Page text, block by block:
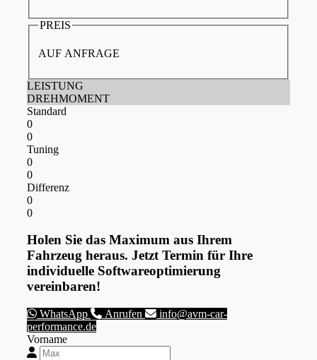
PREIS
AUF ANFRAGE
LEISTUNG
DREHMOMENT
Standard
0
0
Tuning
0
0
Differenz
0
0
Holen Sie das Maximum aus Ihrem
Fahrzeug heraus. Jetzt Termin für Ihre
individuelle Softwareoptimierung
vereinbaren!
WhatsApp Anrufen
info@avm-car-
performance.de
Vorname